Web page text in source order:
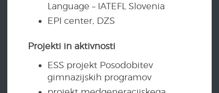
Language – IATEFL Slovenia
EPI center, DZS
Projekti in aktivnosti
ESS projekt Posodobitev
gimnazijskih programov